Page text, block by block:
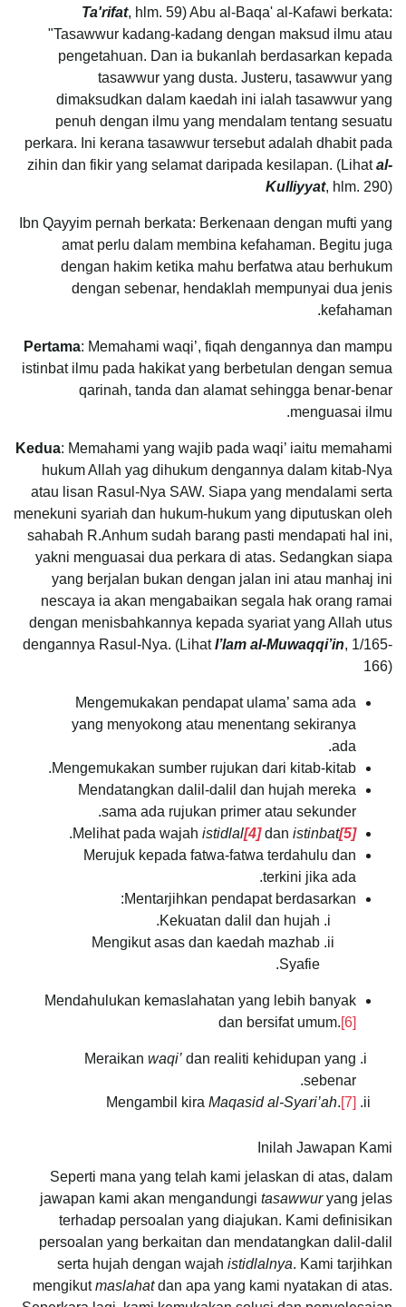
Ta'rifat, hlm. 59) Abu al-Baqa' al-Kafawi berkata:
"Tasawwur kadang-kadang dengan maksud ilmu atau
pengetahuan. Dan ia bukanlah berdasarkan kepada
tasawwur yang dusta. Justeru, tasawwur yang
dimaksudkan dalam kaedah ini ialah tasawwur yang
penuh dengan ilmu yang mendalam tentang sesuatu
perkara. Ini kerana tasawwur tersebut adalah dhabit pada
zihin dan fikir yang selamat daripada kesilapan. (Lihatal-
Kulliyyat, hlm. 290)
Ibn Qayyim pernah berkata: Berkenaan dengan mufti yang
amat perlu dalam membina kefahaman. Begitu juga
dengan hakim ketika mahu berfatwa atau berhukum
dengan sebenar, hendaklah mempunyai dua jenis
kefahaman.
Pertama: Memahami waqi’, fiqah dengannya dan mampu
istinbat ilmu pada hakikat yang berbetulan dengan semua
qarinah, tanda dan alamat sehingga benar-benar
menguasai ilmu.
Kedua: Memahami yang wajib pada waqi’ iaitu memahami
hukum Allah yag dihukum dengannya dalam kitab-Nya
atau lisan Rasul-Nya SAW. Siapa yang mendalami serta
menekuni syariah dan hukum-hukum yang diputuskan oleh
sahabah R.Anhum sudah barang pasti mendapati hal ini,
yakni menguasai dua perkara di atas. Sedangkan siapa
yang berjalan bukan dengan jalan ini atau manhaj ini
nescaya ia akan mengabaikan segala hak orang ramai
dengan menisbahkannya kepada syariat yang Allah utus
dengannya Rasul-Nya. (LihatI’lam al-Muwaqqi’in, 1/165-
166)
Mengemukakan pendapat ulama’ sama ada
yang menyokong atau menentang sekiranya
ada.
Mengemukakan sumber rujukan dari kitab-kitab.
Mendatangkan dalil-dalil dan hujah mereka
sama ada rujukan primer atau sekunder.
Melihat pada wajah istidlal[4]dan istinbat[5]
.
Merujuk kepada fatwa-fatwa terdahulu dan
terkini jika ada.
Mentarjihkan pendapat berdasarkan:
Kekuatan dalil dan hujah.
Mengikut asas dan kaedah mazhab
Syafie.
Mendahulukan kemaslahatan yang lebih banyak
dan bersifat umum. [6]
Meraikan waqi’ dan realiti kehidupan yang
sebenar.
Mengambil kira Maqasid al-Syari’ah. [7]
Inilah Jawapan Kami
Seperti mana yang telah kami jelaskan di atas, dalam
jawapan kami akan mengandungi tasawwuryang jelas
terhadap persoalan yang diajukan. Kami definisikan
persoalan yang berkaitan dan mendatangkan dalil-dalil
serta hujah dengan wajah istidlalnya. Kami tarjihkan
mengikutmaslahatdan apa yang kami nyatakan di atas.